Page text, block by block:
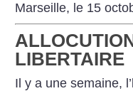
Marseille, le 15
LIBERTAIRE
Il y a une semaine,